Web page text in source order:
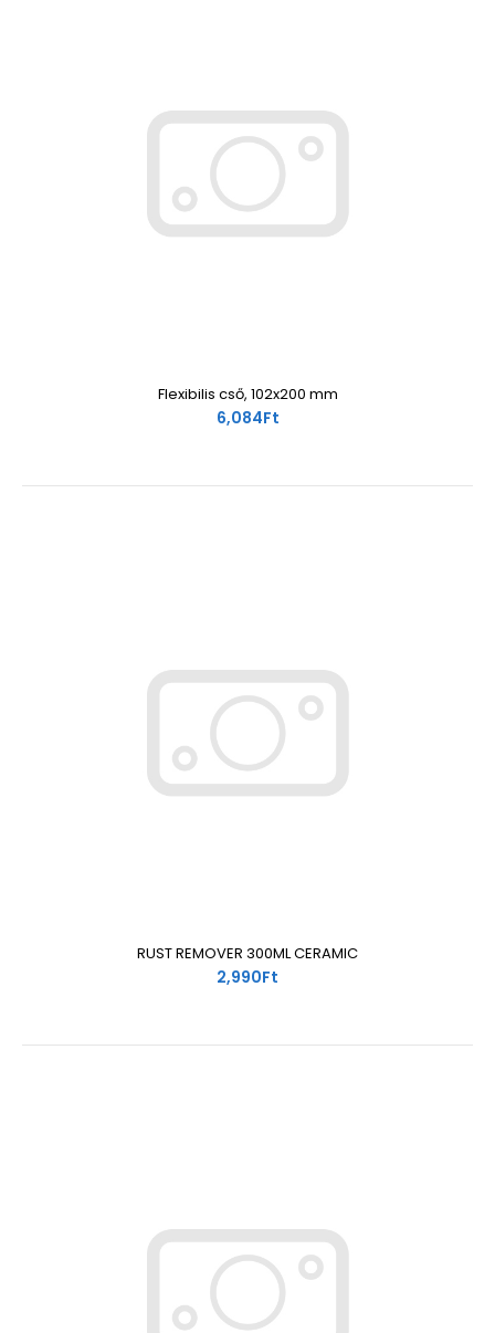
Flexibilis cső, 102x200 mm
6,084Ft
RUST REMOVER 300ML CERAMIC
2,990Ft